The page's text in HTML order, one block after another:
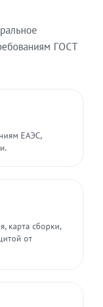
ГОСТ
ЕАЭС,
карта сборки,
от